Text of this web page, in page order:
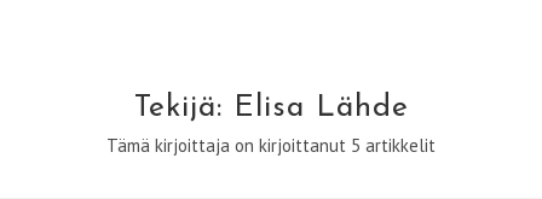
Tekijä: Elisa Lähde
Tämä kirjoittaja on kirjoittanut 5 artikkelit